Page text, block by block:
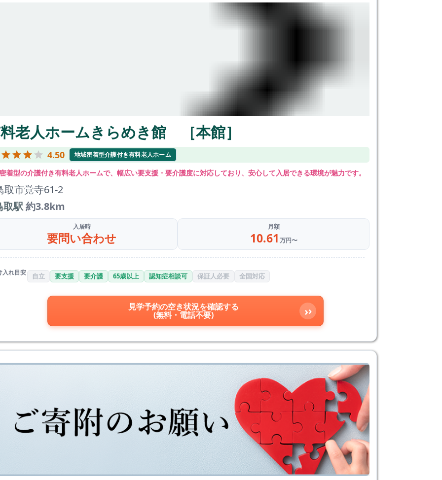
老人ホームきらめき館 ［本館］
4.50 地域密着型介護付き有料老人ホーム
着型の介護付き有料老人ホームで、幅広い要支援・要介護度に対応しており、安心して入居できる環境が魅力です。
取市覚寺61-2
取駅約3.8km
入居時
要問い合わせ
月額
10.61 万円〜
入れ目安 自立 要支援 要介護 65歳以上 認知症相談可 保証人必要 全国対応
見学予約の空き状況を確認する
(無料・電話不要) ›